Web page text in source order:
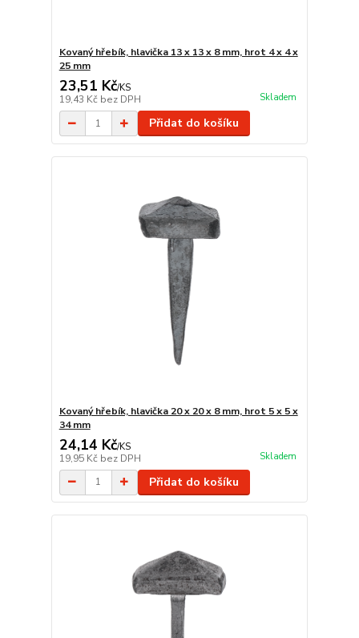
Kovaný hřebík, hlavička 13 x 13 x 8 mm, hrot 4 x 4 x
25 mm
23,51 Kč/KS
19,43 Kč bez DPH Skladem
Přidat do košíku
Kovaný hřebík, hlavička 20 x 20 x 8 mm, hrot 5 x 5 x
34 mm
24,14 Kč/KS
19,95 Kč bez DPH Skladem
Přidat do košíku